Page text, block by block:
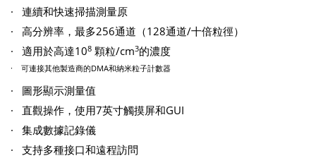
· 連續和快速掃描測量原
· 高分辨率，最多256通道（128通道/十倍粒徑）
· 適用於高達108 顆粒/cm3的濃度
· 可連接其他製造商的DMA和納米粒子計數器
· 圖形顯示測量值
· 直觀操作，使用7英寸觸摸屏和GUI
· 集成數據記錄儀
· 支持多種接口和遠程訪問